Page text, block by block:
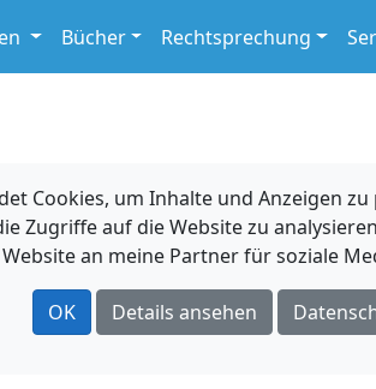
Bücher Rechtsprechung
Cookies, um Inhalte und Anzeigen
Zugriffe auf die Website zu
an meine Partner für soziale
OK Details ansehen